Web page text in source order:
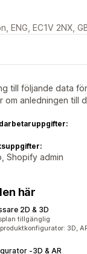
ENG, EC1V 2NX,
till följande data
om anledningen till
Shopify admin
här
2D & 3D
tillgänglig
3D,
‑3D & AR